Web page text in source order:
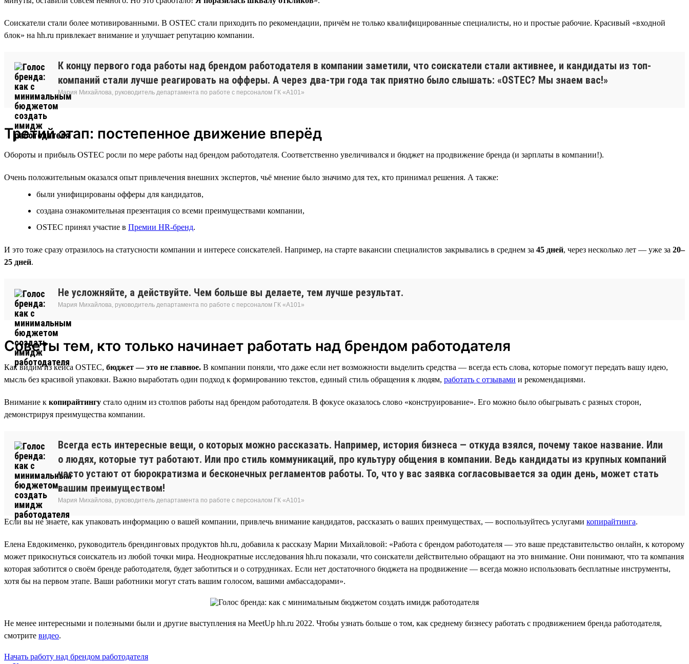
Соискатели стали более мотивированными. В OSTEC стали приходить по рекомендации, причём не только квалифицированные специалисты, но и простые рабочие. Красивый «входной
блок» на hh.ru привлекает внимание и улучшает репутацию компании.
К концу первого года работы над брендом работодателя в компании заметили, что соискатели стали активнее, и кандидаты из топ-
компаний стали лучше реагировать на офферы. А через два-три года так приятно было слышать: «OSTEC? Мы знаем вас!»
Мария Михайлова, руководитель департамента по работе с персоналом ГК «А101»
Третий этап: постепенное движение вперёд
Обороты и прибыль OSTEC росли по мере работы над брендом работодателя. Соответственно увеличивался и бюджет на продвижение бренда (и зарплаты в компании!).
Очень положительным оказался опыт привлечения внешних экспертов, чьё мнение было значимо для тех, кто принимал решения. А также:
были унифицированы офферы для кандидатов,
создана ознакомительная презентация со всеми преимуществами компании,
OSTEC принял участие в Премии HR‑бренд.
И это тоже сразу отразилось на статусности компании и интересе соискателей. Например, на старте вакансии специалистов закрывались в среднем за 45 дней, через несколько лет — уже за 20–
25 дней.
Не усложняйте, а действуйте. Чем больше вы делаете, тем лучше результат.
Мария Михайлова, руководитель департамента по работе с персоналом ГК «А101»
Советы тем, кто только начинает работать над брендом работодателя
Как видим из кейса OSTEC, бюджет — это не главное. В компании поняли, что даже если нет возможности выделить средства — всегда есть слова, которые помогут передать вашу идею,
мысль без красивой упаковки. Важно выработать один подход к формированию текстов, единый стиль обращения к людям, работать с отзывами и рекомендациями.
Внимание к копирайтингу стало одним из столпов работы над брендом работодателя. В фокусе оказалось слово «конструирование». Его можно было обыгрывать с разных сторон,
демонстрируя преимущества компании.
Всегда есть интересные вещи, о которых можно рассказать. Например, история бизнеса — откуда взялся, почему такое название. Или
о людях, которые тут работают. Или про стиль коммуникаций, про культуру общения в компании. Ведь кандидаты из крупных компаний
часто устают от бюрократизма и бесконечных регламентов работы. То, что у вас заявка согласовывается за один день, может стать
вашим преимуществом!
Мария Михайлова, руководитель департамента по работе с персоналом ГК «А101»
Если вы не знаете, как упаковать информацию о вашей компании, привлечь внимание кандидатов, рассказать о ваших преимуществах, — воспользуйтесь услугами копирайтинга.
Елена Евдокименко, руководитель брендинговых продуктов hh.ru, добавила к рассказу Марии Михайловой: «Работа с брендом работодателя — это ваше представительство онлайн, к которому
может прикоснуться соискатель из любой точки мира. Неоднократные исследования hh.ru показали, что соискатели действительно обращают на это внимание. Они понимают, что та компания
которая заботится о своём бренде работодателя, будет заботиться и о сотрудниках. Если нет достаточного бюджета на продвижение — всегда можно использовать бесплатные инструменты,
хотя бы на первом этапе. Ваши работники могут стать вашим голосом, вашими амбассадорами».
Не менее интересными и полезными были и другие выступления на MeetUp hh.ru 2022. Чтобы узнать больше о том, как среднему бизнесу работать с продвижением бренда работодателя,
смотрите видео.
Начать работу над брендом работодателя